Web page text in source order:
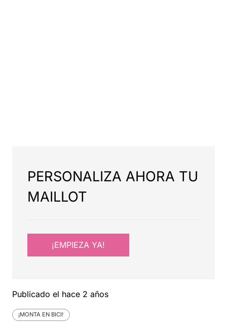
PERSONALIZA AHORA TU
MAILLOT
¡EMPIEZA YA!
Publicado el hace 2 años
¡MONTA EN BICI!